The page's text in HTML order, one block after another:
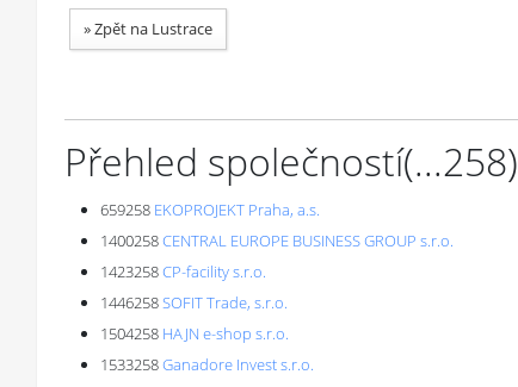
»Zpět na Lustrace
Přehled společností(...258)
659258 EKOPROJEKT Praha, a.s.
1400258CENTRAL EUROPE BUSINESS GROUP s.r.o.
1423258CP-facility s.r.o.
1446258SOFIT Trade, s.r.o.
1504258 HAJN e-shop s.r.o.
1533258Ganadore Invest s.r.o.